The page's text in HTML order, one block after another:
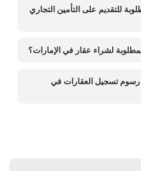
للتقديم على التأمين التجاري
لشراء عقار في الإمارات؟
تسجيل العقارات في